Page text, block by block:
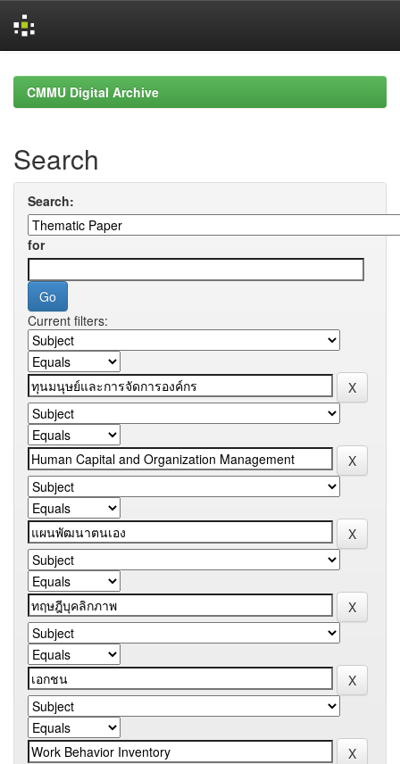
navigationCMMU Digital Archive
Search
Search:
for
Current filters: